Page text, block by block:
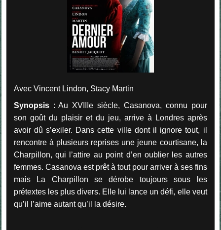
Avec Vincent Lindon, Stacy Martin
Synopsis: Au XVIIIe siècle, Casanova, connu pour
son goût du plaisir et du jeu, arrive à Londres après
avoir dû s’exiler. Dans cette ville dont il ignore tout, il
rencontre à plusieurs reprises une jeune courtisane, la
Charpillon, qui l’attire au point d’en oublier les autres
femmes. Casanova est prêt à tout pour arriver à ses fins
mais La Charpillon se dérobe toujours sous les
prétextes les plus divers. Elle lui lance un défi, elle veut
qu’il l’aime autant qu’il la désire.